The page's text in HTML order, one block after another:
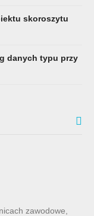
skoroszytu
danych typu przy
zawodowe,